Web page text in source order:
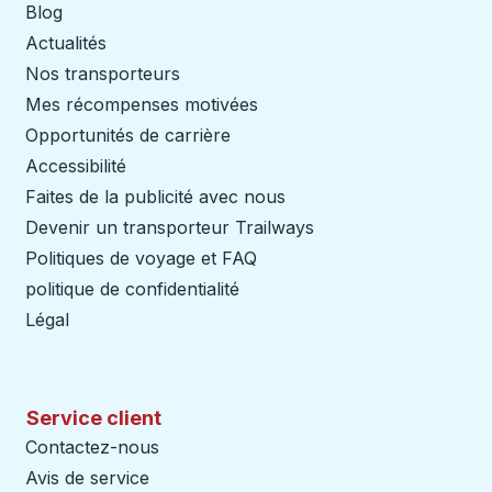
Blog
Actualités
Nos transporteurs
Mes récompenses motivées
Opportunités de carrière
Accessibilité
Faites de la publicité avec nous
Devenir un transporteur Trailways
Politiques de voyage et FAQ
politique de confidentialité
Légal
Service client
Contactez-nous
Avis de service